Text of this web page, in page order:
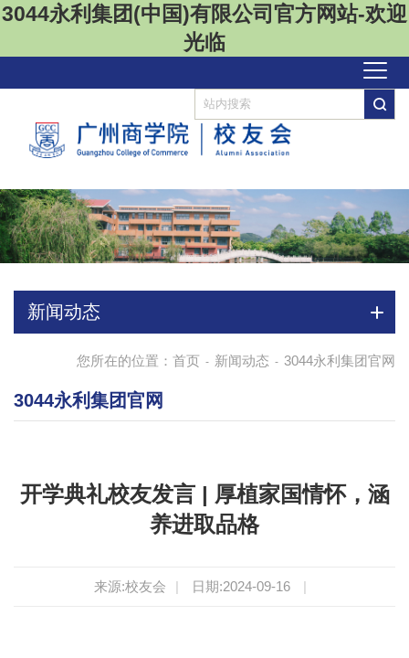
3044永利集团(中国)有限公司官方网站-欢迎
光临
新闻动态
您所在的位置： 首页 - 新闻动态 - 3044永利集团官网
3044永利集团官网
开学典礼校友发言 | 厚植家国情怀，涵
养进取品格
来源:校友会 | 日期:2024-09-16 |